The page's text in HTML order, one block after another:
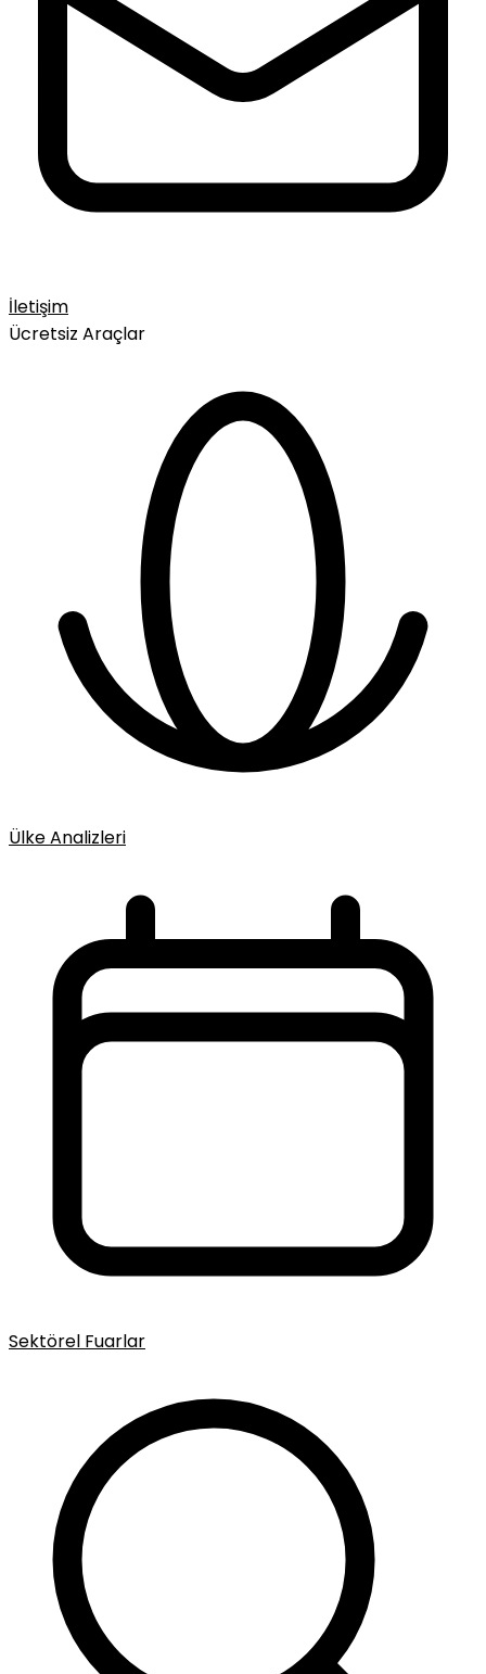
İletişim
Ücretsiz Araçlar
Ülke Analizleri
Sektörel Fuarlar